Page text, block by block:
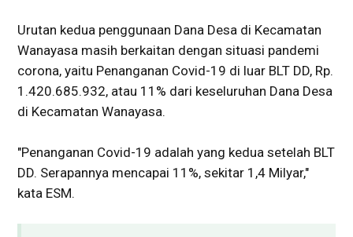
Urutan kedua penggunaan Dana Desa di Kecamatan
Wanayasa masih berkaitan dengan situasi pandemi
corona, yaitu Penanganan Covid-19 di luar BLT DD, Rp.
1.420.685.932, atau 11% dari keseluruhan Dana Desa
di Kecamatan Wanayasa.
"Penanganan Covid-19 adalah yang kedua setelah BLT
DD. Serapannya mencapai 11%, sekitar 1,4 Milyar,"
kata ESM.